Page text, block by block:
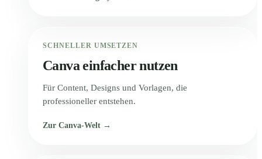
SCHNELLER UMSETZEN
Canva einfacher nutzen
Für Content, Designs und Vorlagen, die
professioneller entstehen.
Zur Canva-Welt →